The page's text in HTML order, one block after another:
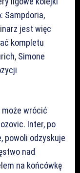
Sampdoria,
jest więc
kompletu
Simone
wrócić
Inter, po
powoli odzyskuje
nad
na końcówkę